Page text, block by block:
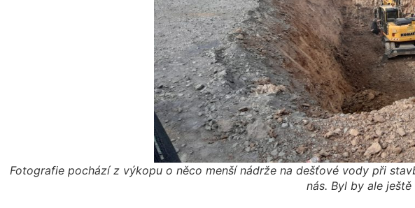
Fotografie pochází z výkopu o něco menší nádrže na dešťové vody při
nás. Byl by ale